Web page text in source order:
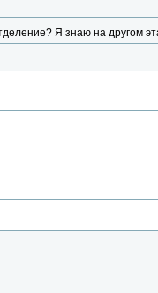
Я знаю на другом